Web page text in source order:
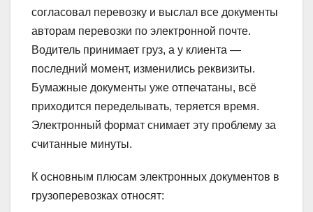
согласовал перевозку и выслал все документы
авторам перевозки по электронной почте.
Водитель принимает груз, а у клиента —
последний момент, изменились реквизиты.
Бумажные документы уже отпечатаны, всё
приходится переделывать, теряется время.
Электронный формат снимает эту проблему за
считанные минуты.
К основным плюсам электронных документов в
грузоперевозках относят: